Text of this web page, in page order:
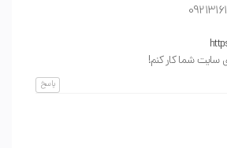
سایت شما کار کنم!
پاسخ